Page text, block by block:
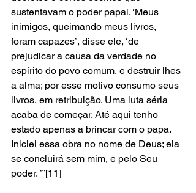
sustentavam o poder papal. ‘Meus
inimigos, queimando meus livros,
foram capazes’, disse ele, ‘de
prejudicar a causa da verdade no
espírito do povo comum, e destruir lhes
a alma; por esse motivo consumo seus
livros, em retribuição. Uma luta séria
acaba de começar. Até aqui tenho
estado apenas a brincar com o papa.
Iniciei essa obra no nome de Deus; ela
se concluirá sem mim, e pelo Seu
poder. ’”[11]